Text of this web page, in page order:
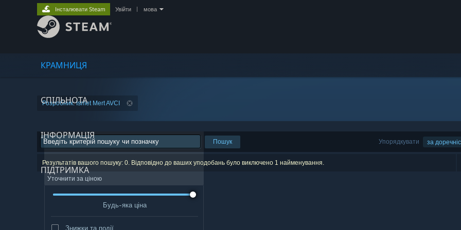
КРАМНИЦЯ
СПІЛЬНОТА
ІНФОРМАЦІЯ
ПІДТРИМКА
Інсталювати Steam Увійти мова
Розробник: İsmet Mert AVCI
Упорядкувати за
Пошук
Результатів вашого пошуку: 0. Відповідно до ваших уподобань було виключено 1 найменування.
Уточнити за ціною
Будь-яка ціна
Знижки та події